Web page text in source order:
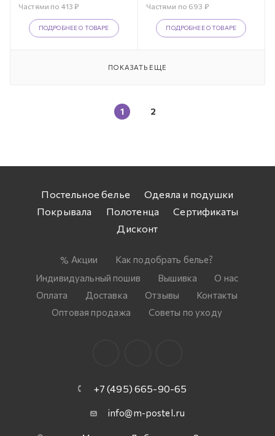
Частями по 413 ₽
ПОДРОБНЕЕ О ТОВАРЕ
Частями по 693 ₽
ПОДРОБНЕЕ О ТОВАРЕ
ПОКАЗАТЬ ЕЩЕ
1 2
Постельное белье
Одеяла и подушки
Покрывала
Полотенца
Сертификаты
Дисконт
Акции
Как подобрать белье?
Индивидуальный пошив
Вышивка
О нас
Оплата
Доставка Отзывы
Контакты
Оптовая продажа
Советы по уходу
+7 (495) 665-90-65
info@m-postel.ru